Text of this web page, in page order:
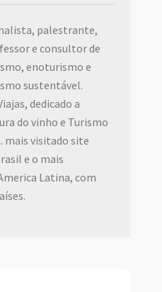
palestrante,
e consultor de
enoturismo e
sustentável.
dedicado a
do vinho e Turismo
mais visitado site
e o mais
Latina, com